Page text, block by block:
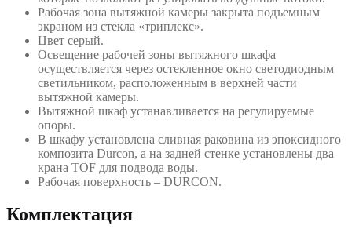
Рабочая зона вытяжной камеры закрыта подъемным
экраном из стекла «триплекс».
Цвет серый.
Освещение рабочей зоны вытяжного шкафа
осуществляется через остекленное окно светодиодным
светильником, расположенным в верхней части
вытяжной камеры.
Вытяжной шкаф устанавливается на регулируемые
опоры.
В шкафу установлена сливная раковина из эпоксидного
композита Durcon, а на задней стенке установлены два
крана TOF для подвода воды.
Рабочая поверхность – DURCON.
Комплектация